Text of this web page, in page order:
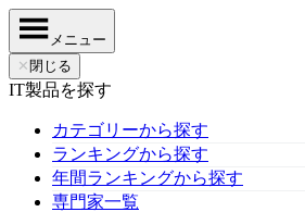
メニュー
✕ 閉じる
IT製品を探す
カテゴリーから探す
ランキングから探す
年間ランキングから探す
専門家一覧